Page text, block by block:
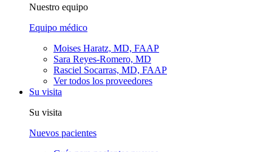
Nuestro equipo
Equipo médico
Moises Haratz, MD, FAAP
Sara Reyes-Romero, MD
Rasciel Socarras, MD, FAAP
Ver todos los proveedores
Su visita
Su visita
Nuevos pacientes